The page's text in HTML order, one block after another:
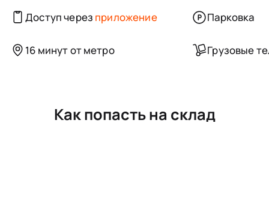
Доступ через приложение Парковка
16 минут от метро Грузовые
Как попасть на склад